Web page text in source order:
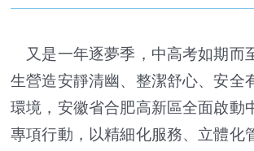
又是一年逐夢季，中高考如期而
生營造安靜清幽、整潔舒心、安全
環境，安徽省合肥高新區全面啟動
專項行動，以精細化服務、立體化